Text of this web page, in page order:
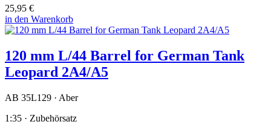
25,95 €
in den Warenkorb
120 mm L/44 Barrel for German Tank
Leopard 2A4/A5
AB 35L129 · Aber
1:35 · Zubehörsatz